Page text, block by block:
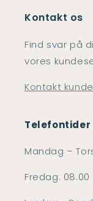
Kontakt os
Find svar på
vores
Kontakt
Telefontider
Mandag –
Fredag: 08.00